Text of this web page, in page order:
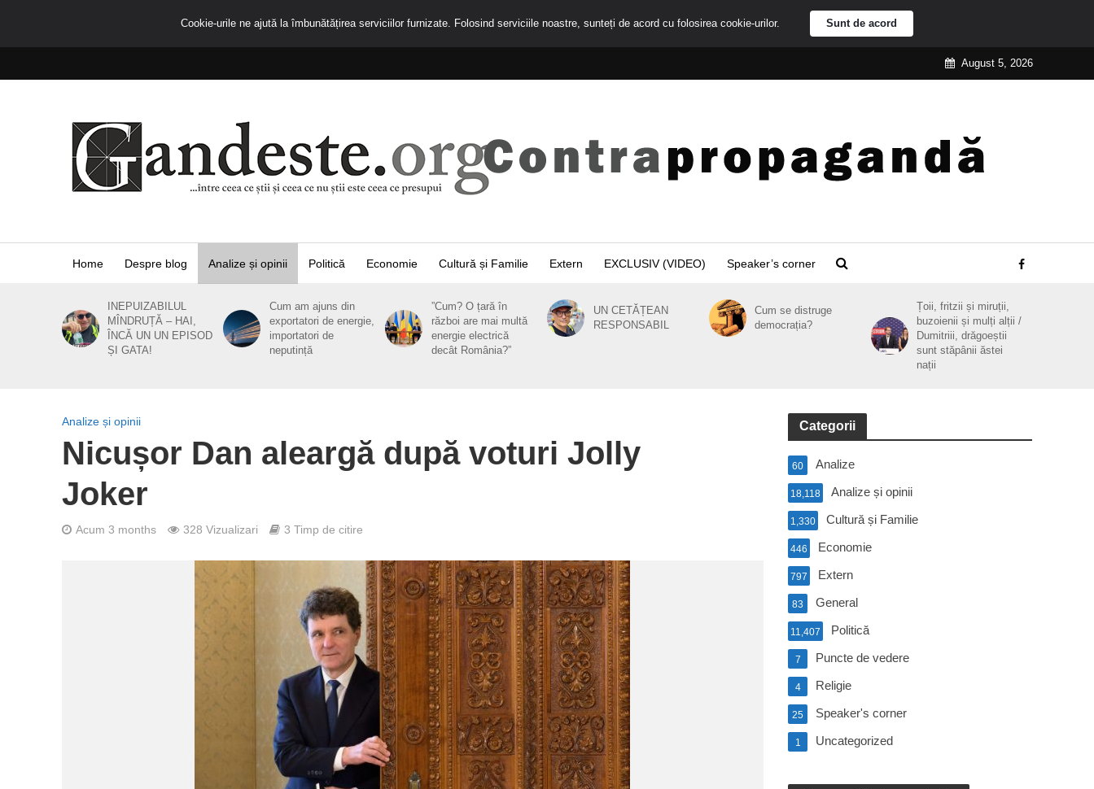
August 5, 2026
Home Despre blog Analize și opinii Politică Economie Cultură și Familie Extern EXCLUSIV (VIDEO) Speaker’s corner
INEPUIZABILUL
MÎNDRUȚĂ – HAI,
ÎNCĂ UN UN EPISOD
ȘI GATA!
Cum am ajuns din
exportatori de energie,
importatori de
neputință
”Cum? O țară în
război are mai multă
energie electrică
decât România?”
UN CETĂȚEAN
RESPONSABIL
Cum se distruge
democrația?
Țoii, fritzii și miruții,
buzoienii și mulți alții /
Dumitriii, drăgoeștii
sunt stăpânii ăstei
nații
Analize și opinii
Nicușor Dan aleargă după voturi Jolly
Joker
Acum 3 months 328 Vizualizari 3 Timp de citire
Categorii
Analize
60
Analize și opinii
18,118
Cultură și Familie
1,330
Economie
446
Extern
797
General
83
Politică
11,407
Puncte de vedere
7
Religie
4
Speaker's corner
25
Uncategorized
1
Cookie-urile ne ajută la îmbunătățirea serviciilor furnizate. Folosind serviciile noastre, sunteți de acord cu folosirea cookie-urilor. Sunt de acord